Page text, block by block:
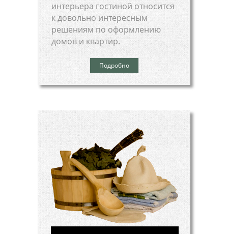
интерьера гостиной относится
к довольно интересным
решениям по оформлению
домов и квартир.
Подробно